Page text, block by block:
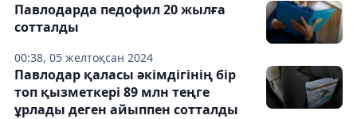
00:38, 05 желтоқсан 2024
Павлодарда педофил 20 жылға
сотталды
Павлодар қаласы әкімдігінің бір
топ қызметкері 89 млн теңге
ұрлады деген айыппен сотталды